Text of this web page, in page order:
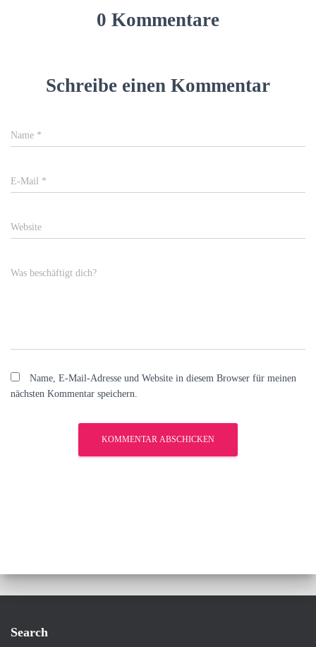
0 Kommentare
Schreibe einen Kommentar
Name *
E-Mail *
Website
Was beschäftigt dich?
Name, E-Mail-Adresse und Website in diesem Browser für meinen
nächsten Kommentar speichern.
Search